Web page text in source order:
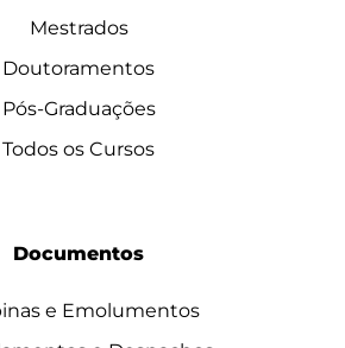
Mestrados
Doutoramentos
Pós-Graduações
Todos os Cursos
Documentos
e Emolumentos